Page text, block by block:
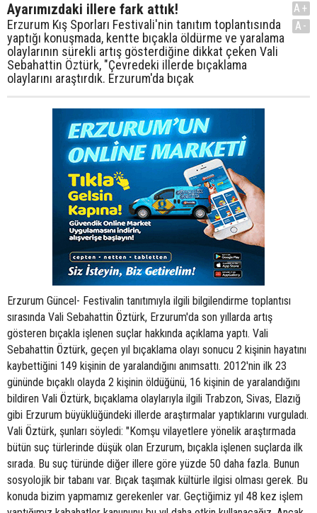
Ayarımızdaki illere fark attık!
Erzurum Kış Sporları Festivali'nin tanıtım toplantısında
yaptığı konuşmada, kentte bıçakla öldürme ve yaralama
olaylarının sürekli artış gösterdiğine dikkat çeken Vali
Sebahattin Öztürk, "Çevredeki illerde bıçaklama
olaylarını araştırdık. Erzurum'da bıçak
A+
A-
Erzurum Güncel- Festivalin tanıtımıyla ilgili bilgilendirme toplantısı
sırasında Vali Sebahattin Öztürk, Erzurum'da son yıllarda artış
gösteren bıçakla işlenen suçlar hakkında açıklama yaptı. Vali
Sebahattin Öztürk, geçen yıl bıçaklama olayı sonucu 2 kişinin hayatını
kaybettiğini 149 kişinin de yaralandığını anımsattı. 2012'nin ilk 23
gününde bıçaklı olayda 2 kişinin öldüğünü, 16 kişinin de yaralandığını
bildiren Vali Öztürk, bıçaklama olaylarıyla ilgili Trabzon, Sivas, Elazığ
gibi Erzurum büyüklüğündeki illerde araştırmalar yaptıklarını vurguladı.
Vali Öztürk, şunları söyledi: "Komşu vilayetlere yönelik araştırmada
bütün suç türlerinde düşük olan Erzurum, bıçakla işlenen suçlarda ilk
sırada. Bu suç türünde diğer illere göre yüzde 50 daha fazla. Bunun
sosyolojik bir tabanı var. Bıçak taşımak kültürle ilgisi olması gerek. Bu
konuda bizim yapmamız gerekenler var. Geçtiğimiz yıl 48 kez işlem